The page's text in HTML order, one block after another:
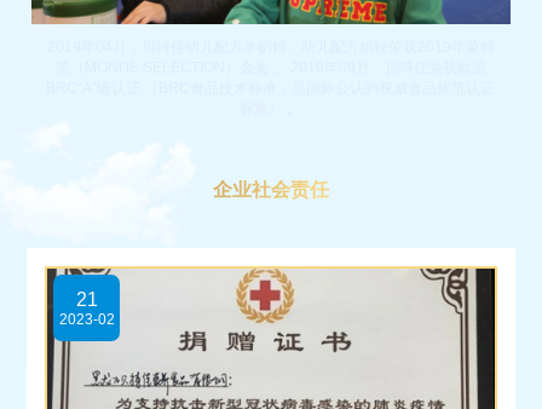
企业社会责任
21
2023-02